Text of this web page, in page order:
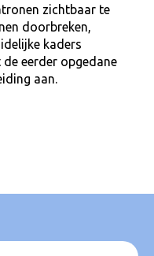
zichtbaar te
doorbreken,
kaders
de eerder opgedane
aan.